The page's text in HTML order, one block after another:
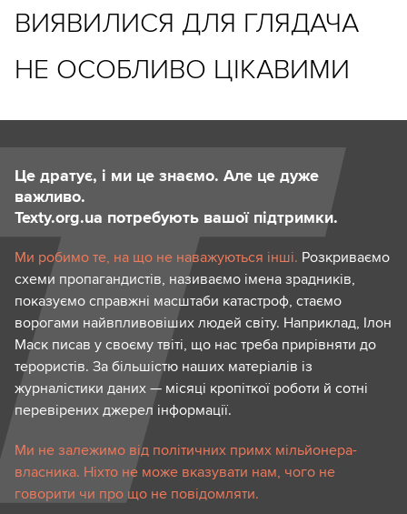
ВИЯВИЛИСЯ ДЛЯ ГЛЯДАЧА
НЕ ОСОБЛИВО ЦІКАВИМИ
Це дратує, і ми це знаємо. Але це дуже
важливо.
Texty.org.ua потребують вашої підтримки.
Ми робимо те, на що не наважуються інші. Розкриваємо
схеми пропагандистів, називаємо імена зрадників,
показуємо справжні масштаби катастроф, стаємо
ворогами найвпливовіших людей світу. Наприклад, Ілон
Маск писав у своєму твіті, що нас треба прирівняти до
терористів. За більшістю наших матеріалів із
журналістики даних — місяці кропіткої роботи й сотні
перевірених джерел інформації.
Ми не залежимо від політичних примх мільйонера-
власника. Ніхто не може вказувати нам, чого не
говорити чи про що не повідомляти.